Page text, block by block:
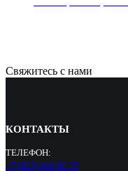
Свяжитесь с нами
КОНТАКТЫ
ТЕЛЕФОН:
+7 (965) 000 90 55